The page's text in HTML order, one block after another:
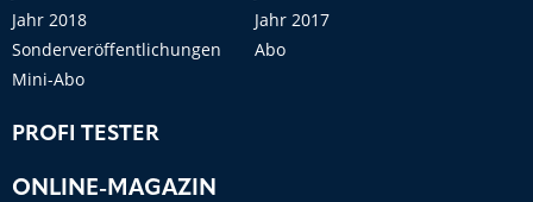
Jahr 2018
Jahr 2017
Sonderveröffentlichungen
Abo
Mini-Abo
PROFI TESTER
ONLINE-MAGAZIN